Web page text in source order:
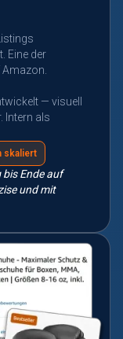
Eine der
— visuell
Intern als
skaliert
Ende auf
und mit